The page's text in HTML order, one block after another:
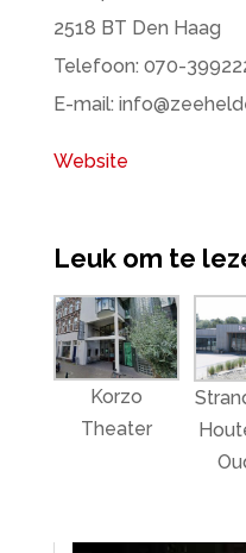
2518 BT Den Haag
Telefoon: 070-
E-mail:
Website
Leuk om te
Korzo
Theater